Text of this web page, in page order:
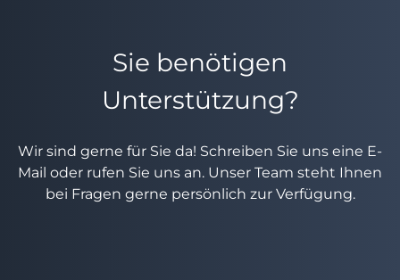
Sie benötigen
Unterstützung?
Wir sind gerne für Sie da! Schreiben Sie uns eine E-
Mail oder rufen Sie uns an. Unser Team steht Ihnen
bei Fragen gerne persönlich zur Verfügung.